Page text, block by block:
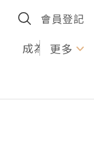
會員登記
成為U更多